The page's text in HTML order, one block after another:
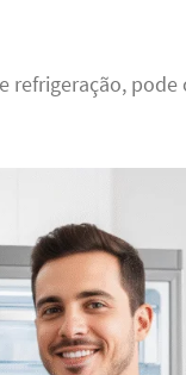
refrigeração, pode